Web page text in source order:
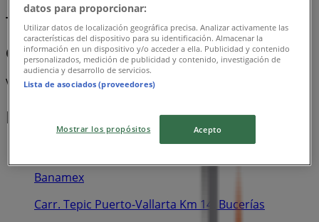
Tecnolite
CTG Tecnolite 2026 baja
Vence el 31/12
Las tiendas más cercanas
Banamex
Carr. Tepic Puerto-Vallarta Km 14, Bucerías
datos para proporcionar:
Utilizar datos de localización geográfica precisa. Analizar activamente las
características del dispositivo para su identificación. Almacenar la
información en un dispositivo y/o acceder a ella. Publicidad y contenido
personalizados, medición de publicidad y contenido, investigación de
audiencia y desarrollo de servicios.
Lista de asociados (proveedores)
Mostrar los propósitos Acepto